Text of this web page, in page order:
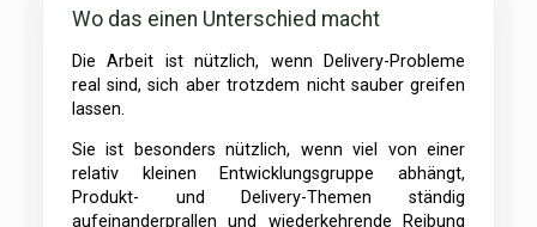
Wo das einen Unterschied macht
Die Arbeit ist nützlich, wenn Delivery-Probleme
real sind, sich aber trotzdem nicht sauber greifen
lassen.
Sie ist besonders nützlich, wenn viel von einer
relativ kleinen Entwicklungsgruppe abhängt,
Produkt- und Delivery-Themen ständig
aufeinanderprallen und wiederkehrende Reibung